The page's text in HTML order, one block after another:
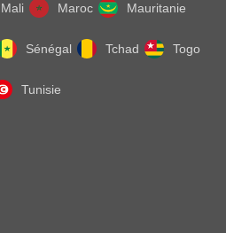
Mali Maroc Mauritanie
Sénégal Tchad Togo
Tunisie